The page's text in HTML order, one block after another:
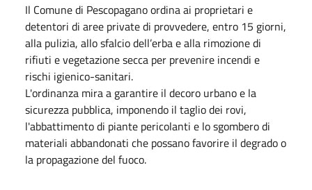
Il Comune di Pescopagano ordina ai proprietari e
detentori di aree private di provvedere, entro 15 giorni,
alla pulizia, allo sfalcio dell’erba e alla rimozione di
rifiuti e vegetazione secca per prevenire incendi e
rischi igienico-sanitari.
L'ordinanza mira a garantire il decoro urbano e la
sicurezza pubblica, imponendo il taglio dei rovi,
l'abbattimento di piante pericolanti e lo sgombero di
materiali abbandonati che possano favorire il degrado o
la propagazione del fuoco.